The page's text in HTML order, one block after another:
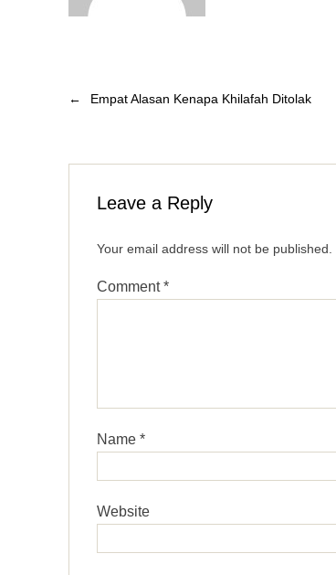
← Empat Alasan Kenapa Khilafah Ditolak
Leave a Reply
Your email address will not be published.
Comment*
Name *
Website